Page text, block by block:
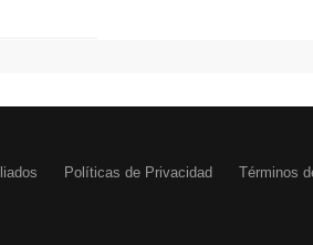
Políticas de Privacidad Términos